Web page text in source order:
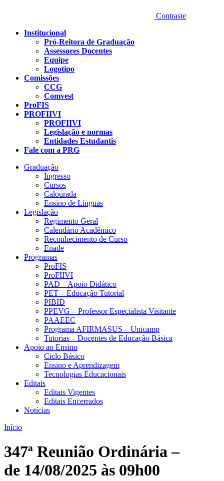
Contraste
Institucional
Pró-Reitora de Graduação
Assessores Docentes
Equipe
Logotipo
Comissões
CCG
Comvest
ProFIS
PROFIIVI
PROFIIVI
Legislação e normas
Entidades Estudantis
Fale com a PRG
Graduação
Ingresso
Cursos
Calourada
Ensino de Línguas
Legislação
Regimento Geral
Calendário Acadêmico
Reconhecimento de Curso
Enade
Programas
ProFIS
ProFIIVI
PAD – Apoio Didático
PET – Educação Tutorial
PIBID
PPEVG – Professor Especialista Visitante
PAAEEC
Programa AFIRMASUS – Unicamp
Tutorias – Docentes de Educação Básica
Apoio ao Ensino
Ciclo Básico
Ensino e Aprendizagem
Tecnologias Educacionais
Editais
Editais Vigentes
Editais Encerrados
Notícias
Início
347ª Reunião Ordinária –
de 14/08/2025 às 09h00